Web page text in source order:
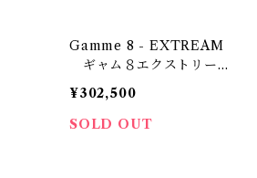
Gamme 8 - EXTREAM
ギャム８エクストリー
ム グレー
¥302,500
SOLD OUT